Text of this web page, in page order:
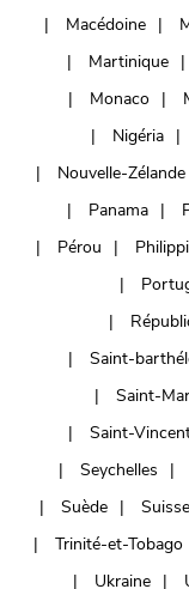
Macédoine
Martinique
Monaco
Nigéria
Nouvelle-Zélande
Panama
Pérou
Saint-
Saint-
Saint-
Seychelles
Suède
Suisse
Trinité-et-Tobago
Ukraine